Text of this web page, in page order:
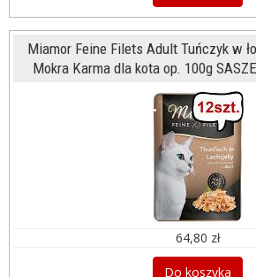
Miamor Feine Filets Adult Tuńczyk w
Mokra Karma dla kota op. 100g
64,80 zł
Do koszyka